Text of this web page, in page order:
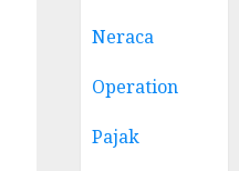
Neraca
Operation
Pajak